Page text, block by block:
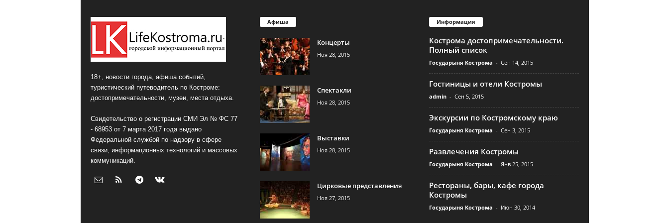
18+, новости города, афиша событий,
туристический путеводитель по Костроме:
достопримечательности, музеи, места отдыха.
Свидетельство о регистрации СМИ Эл № ФС 77
- 68953 от 7 марта 2017 года выдано
Федеральной службой по надзору в сфере
связи, информационных технологий и массовых
коммуникаций.
Афиша
Концерты
Ноя 28, 2015
Спектакли
Ноя 28, 2015
Выставки
Ноя 28, 2015
Цирковые представления
Ноя 27, 2015
Информация
Кострома достопримечательности.
Полный список
Государыня Кострома - Сен 14, 2015
Гостиницы и отели Костромы
admin - Сен 5, 2015
Экскурсии по Костромскому краю
Государыня Кострома - Сен 3, 2015
Развлечения Костромы
Государыня Кострома - Янв 25, 2015
Рестораны, бары, кафе города
Костромы
Государыня Кострома - Июн 30, 2014